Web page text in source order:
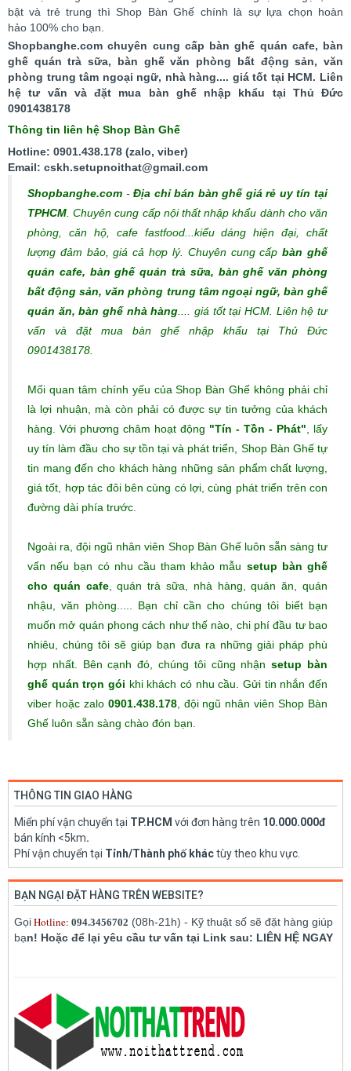
bật và trẻ trung thì Shop Bàn Ghế chính là sự lựa chọn hoàn
hảo 100% cho bạn.
Shopbanghe.com chuyên cung cấp bàn ghế quán cafe, bàn
ghế quán trà sữa, bàn ghế văn phòng bất động sản, văn
phòng trung tâm ngoại ngữ, nhà hàng.... giá tốt tại HCM. Liên
hệ tư vấn và đặt mua bàn ghế nhập khẩu tại Thủ Đức
0901438178
Thông tin liên hệ Shop Bàn Ghế
Hotline: 0901.438.178 (zalo, viber)
Email: cskh.setupnoithat@gmail.com
Shopbanghe.com -Địa chỉ bán bàn ghế giá rẻ uy tín tại
TPHCM . Chuyên cung cấp nội thất nhập khẩu dành cho văn
phòng, căn hộ, cafe fastfood...kiểu dáng hiện đại, chất
lượng đảm bảo, giá cả hợp lý. Chuyên cung cấpbàn ghế
quán cafe, bàn ghế quán trà sữa, bàn ghế văn phòng
bất động sản, văn phòng trung tâm ngoại ngữ, bàn ghế
quán ăn, bàn ghế nhà hàng .... giá tốt tại HCM. Liên hệ tư
vấn và đặt mua bàn ghế nhập khẩu tại Thủ Đức
0901438178.
Mối quan tâm chính yếu của Shop Bàn Ghế không phải chỉ
là lợi nhuận, mà còn phải có được sự tin tưởng của khách
hàng. Với phương châm hoạt động "Tín - Tồn - Phát" , lấy
uy tín làm đầu cho sự tồn tại và phát triển, Shop Bàn Ghế tự
tin mang đến cho khách hàng những sản phẩm chất lượng,
giá tốt, hợp tác đôi bên cùng có lợi, cùng phát triển trên con
đường dài phía trước.
Ngoài ra, đội ngũ nhân viên Shop Bàn Ghế luôn sẵn sàng tư
vấn nếu bạn có nhu cầu tham khảo mẫu setup bàn ghế
cho quán cafe, quán trà sữa, nhà hàng, quán ăn, quán
nhậu, văn phòng..... Bạn chỉ cần cho chúng tôi biết bạn
muốn mở quán phong cách như thế nào, chi phí đầu tư bao
nhiêu, chúng tôi sẽ giúp bạn đưa ra những giải pháp phù
hợp nhất. Bên cạnh đó, chúng tôi cũng nhậnsetup bàn
ghế quán trọn gói khi khách có nhu cầu. Gửi tin nhắn đến
viber hoặc zalo 0901.438.178, đội ngũ nhân viên Shop Bàn
Ghế luôn sẵn sàng chào đón bạn.
THÔNG TIN GIAO HÀNG
Miển phí vận chuyển tại TP.HCM với đơn hàng trên 10.000.000đ
bán kính <5km.
Phí vận chuyển tại Tỉnh/Thành phố kháctùy theo khu vực.
BẠN NGẠI ĐẶT HÀNG TRÊN WEBSITE?
GọiHotline: 094.3456702 (08h-21h) - Kỹ thuật số sẽ đặt hàng giúp
bạn! Hoặc để lại yêu cầu tư vấn tại Link sau: LIÊN HỆ NGAY